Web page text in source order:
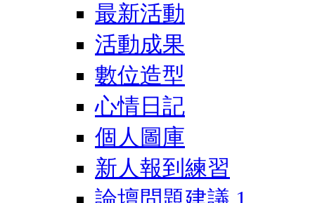
最新活動
活動成果
數位造型
心情日記
個人圖庫
新人報到練習